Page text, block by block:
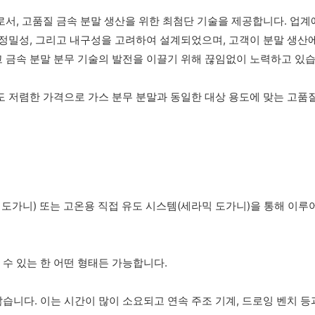
, 고품질 금속 분말 생산을 위한 최첨단 기술을 제공합니다. 업
성, 그리고 내구성을 고려하여 설계되었으며, 고객이 분말 생
속 분말 분무 기술의 발전을 이끌기 위해 끊임없이 노력하고 있
렴한 가격으로 가스 분무 분말과 동일한 대상 용도에 맞는 고품
가니) 또는 고온용 직접 유도 시스템(세라믹 도가니)을 통해 이
있는 한 어떤 형태든 가능합니다.
니다. 이는 시간이 많이 소요되고 연속 주조 기계, 드로잉 벤치